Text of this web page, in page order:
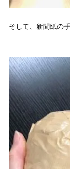
そして、新聞紙の